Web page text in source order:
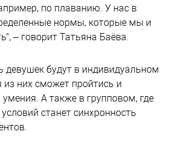
по плаванию. У нас в
нормы, которые мы и
– говорит Татьяна Баёва.
девушек будут в индивидуальном
из них сможет пройтись и
умения. А также в групповом, где
станет синхронность